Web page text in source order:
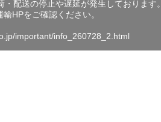
配送の停止や遅延が発生しております。
HPをご確認ください。
important/info_260728_2.html